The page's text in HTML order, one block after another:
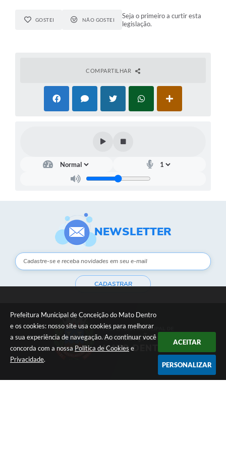
Prefeitura Municipal de Conceição do Mato Dentro
e os cookies: nosso site usa cookies para melhorar
a sua experiência de navegação. Ao continuar você
concorda com a nossa Política de Cookies e
Privacidade.
ACEITAR
PERSONALIZAR
GOSTEI NÃO GOSTEI
Seja o primeiro a curtir esta
legislação.
COMPARTILHAR
NEWSLETTER
CADASTRAR